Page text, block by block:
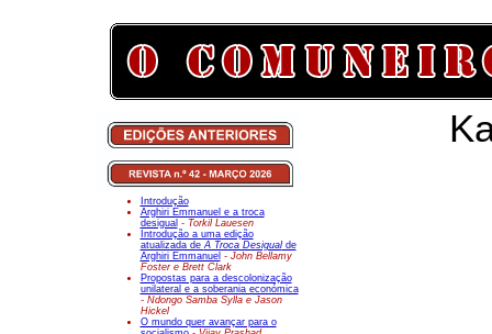
Introdução
Arghiri Emmanuel e a troca
desigual - Torkil Lauesen
Introdução a uma edição
atualizada deA Troca Desigualde
Arghiri Emmanuel - John Bellamy
Foster e Brett Clark
Propostas para a descolonização
unilateral e a soberania económica
- Ndongo Samba Sylla e Jason
Hickel
O mundo quer avançar para o